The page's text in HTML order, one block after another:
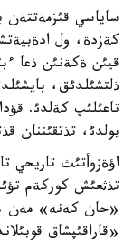
ساياسي قئزمةتتةن
كةزدة، ول
قيئن ةكةنئن ذعا
ذلتشئلدئق،
بولدئ، تذتقئننان
اؤةزوأتئث تاريحي
تذثعئش كوركةم
«حان كةنة» مةن
«قاراقئپشاق